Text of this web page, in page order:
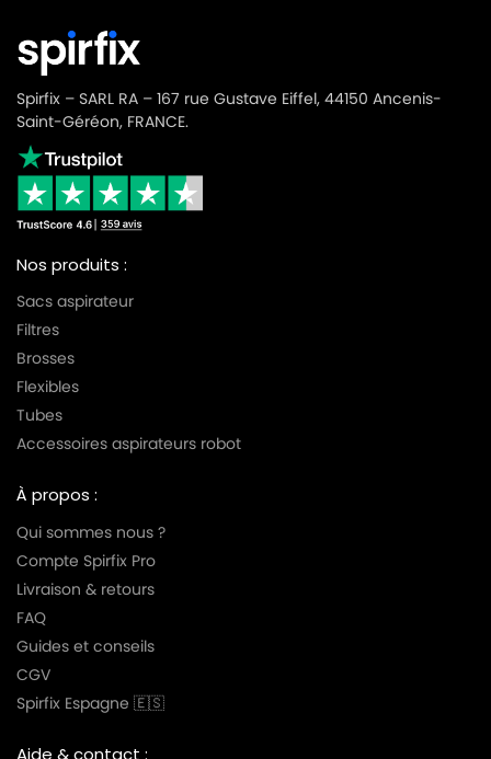
Spirfix – SARL RA – 167 rue Gustave Eiffel, 44150 Ancenis-
Saint-Géréon, FRANCE.
Nos produits :
Sacs aspirateur
Filtres
Brosses
Flexibles
Tubes
Accessoires aspirateurs robot
À propos :
Qui sommes nous ?
Compte Spirfix Pro
Livraison & retours
FAQ
Guides et conseils
CGV
Spirfix Espagne 🇪🇸
Aide & contact :